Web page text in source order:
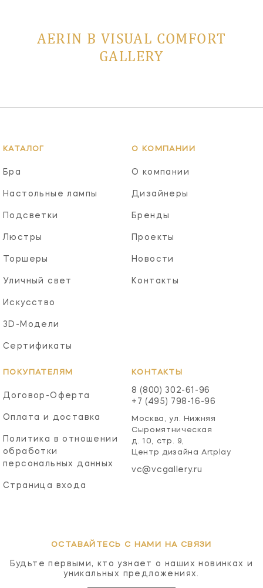
AERIN В VISUAL COMFORT
GALLERY
КАТАЛОГ
Бра
Настольные лампы
Подсветки
Люстры
Торшеры
Уличный свет
Искусство
3D-Модели
Сертификаты
О КОМПАНИИ
О компании
Дизайнеры
Бренды
Проекты
Новости
Контакты
ПОКУПАТЕЛЯМ
Договор-Оферта
Оплата и доставка
Политика в отношении
обработки
персональных данных
Страница входа
КОНТАКТЫ
8 (800) 302-61-96
+7 (495) 798-16-96
Москва, ул. Нижняя
Сыромятническая
д. 10, стр. 9,
Центр дизайна Artplay
vc@vcgallery.ru
ОСТАВАЙТЕСЬ С НАМИ НА СВЯЗИ
Будьте первыми, кто узнает о наших новинках и
уникальных предложениях.